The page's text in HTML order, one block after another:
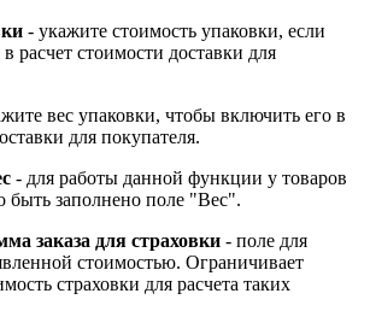
- укажите стоимость упаковки, если
расчет стоимости доставки для
вес упаковки, чтобы включить его в
для покупателя.
- для работы данной функции у товаров
быть заполнено поле "Вес".
заказа для страховки - поле для
стоимостью. Ограничивает
страховки для расчета таких